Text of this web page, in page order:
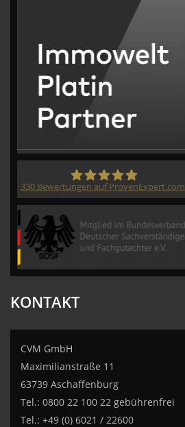
330 Bewertungen auf ProvenExpert.com
KONTAKT
CVM GmbH
Maximilianstraße 11
63739 Aschaffenburg
Tel.: 0800 22 100 22 gebührenfrei
Tel.: +49 (0) 6021 / 22600